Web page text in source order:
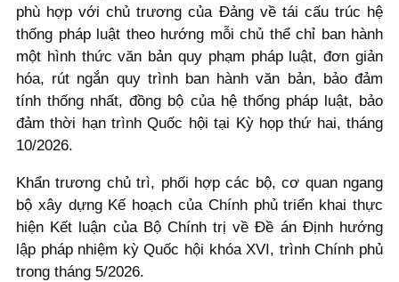
phù hợp với chủ trương của Đảng về tái cấu trúc hệ
thống pháp luật theo hướng mỗi chủ thể chỉ ban hành
một hình thức văn bản quy phạm pháp luật, đơn giản
hóa, rút ngắn quy trình ban hành văn bản, bảo đảm
tính thống nhất, đồng bộ của hệ thống pháp luật, bảo
đảm thời hạn trình Quốc hội tại Kỳ họp thứ hai, tháng
10/2026.
Khẩn trương chủ trì, phối hợp các bộ, cơ quan ngang
bộ xây dựng Kế hoạch của Chính phủ triển khai thực
hiện Kết luận của Bộ Chính trị về Đề án Định hướng
lập pháp nhiệm kỳ Quốc hội khóa XVI, trình Chính phủ
trong tháng 5/2026.